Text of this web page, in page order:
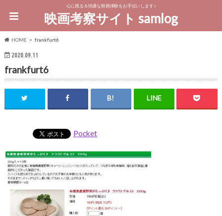
心に残る＆快適な映画体験をお手伝いします♪
映画考察サイト samlog
HOME frankfurt6
2020.09.11
frankfurt6
Pocket